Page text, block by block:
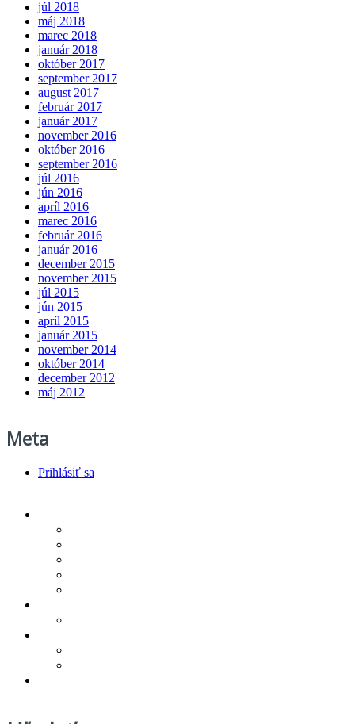
júl 2018
máj 2018
marec 2018
január 2018
október 2017
september 2017
august 2017
február 2017
január 2017
november 2016
október 2016
september 2016
júl 2016
jún 2016
apríl 2016
marec 2016
február 2016
január 2016
december 2015
november 2015
júl 2015
jún 2015
apríl 2015
január 2015
november 2014
október 2014
december 2012
máj 2012
Meta
Prihlásiť sa